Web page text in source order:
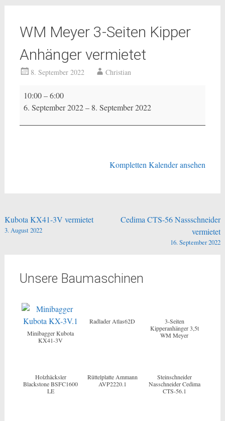
WM Meyer 3-Seiten Kipper
Anhänger vermietet
8. September 2022 Christian
WM
Meyer
Seiten
10:00–6:00
6. September 2022– 8. September 2022
Kompletten Kalender ansehen
Beitragsnavigation
Kubota KX41-3V vermietet
3. August 2022
Cedima CTS-56 Nassschneider
vermietet
16. September 2022
Unsere Baumaschinen
Minibagger Kubota
KX41-3V
Radlader Atlas62D
3-Seiten
Kipperanhänger 3,5t
WM Meyer
Holzhäcksler
Blackstone BSFC1600
LE
Rüttelplatte Ammann
AVP2220.1
Steinschneider
Nasschneider Cedima
CTS-56.1